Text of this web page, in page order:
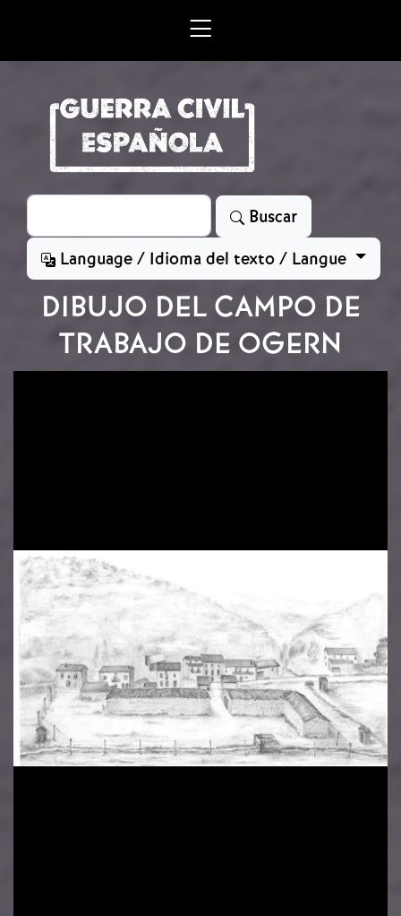
Search
Buscar
Language / Idioma del texto / Langue
DIBUJO DEL CAMPO DE
TRABAJO DE OGERN